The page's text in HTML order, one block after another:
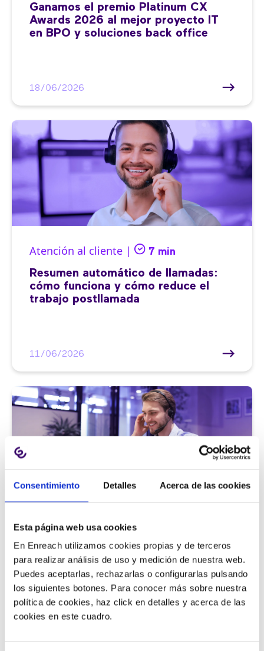
Consentimiento Detalles Acerca de las cookies
Esta página web usa cookies
En Enreach utilizamos cookies propias y de terceros
para realizar análisis de uso y medición de nuestra web.
Puedes aceptarlas, rechazarlas o configurarlas pulsando
los siguientes botones. Para conocer más sobre nuestra
política de cookies, haz click en detalles y acerca de las
cookies en este cuadro.
Ganamos el premio Platinum CX
Awards 2026 al mejor proyecto IT
en BPO y soluciones back office
18/06/2026
Atención al cliente | 7 min
Resumen automático de llamadas:
cómo funciona y cómo reduce el
trabajo postllamada
11/06/2026
9 métricas de call center para medir
la satisfacción del cliente
11/06/2026